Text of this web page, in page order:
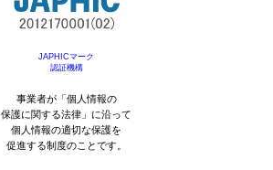
JAPHICマーク
認証機構
事業者が「個人情報の
保護に関する法律」に沿って
個人情報の適切な保護を
促進する制度のことです。